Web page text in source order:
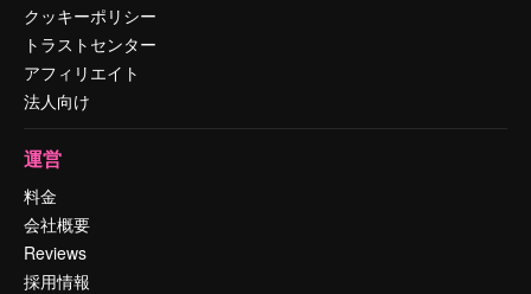
クッキーポリシー
トラストセンター
アフィリエイト
法人向け
運営
料金
会社概要
Reviews
採用情報